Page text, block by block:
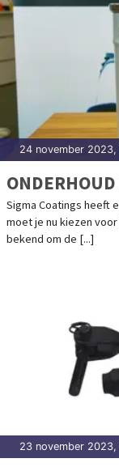
24 november 2023,
Sigma Coatings heeft
moet je nu kiezen
bekend om de [...]
23 november 2023,